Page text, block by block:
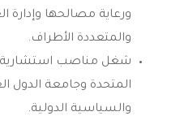
ورعاية مصالحها وإدارة
والمتعددة الأطراف.
شغل مناصب استشارية
المتحدة وجامعة الدول
والسياسية الدولية.